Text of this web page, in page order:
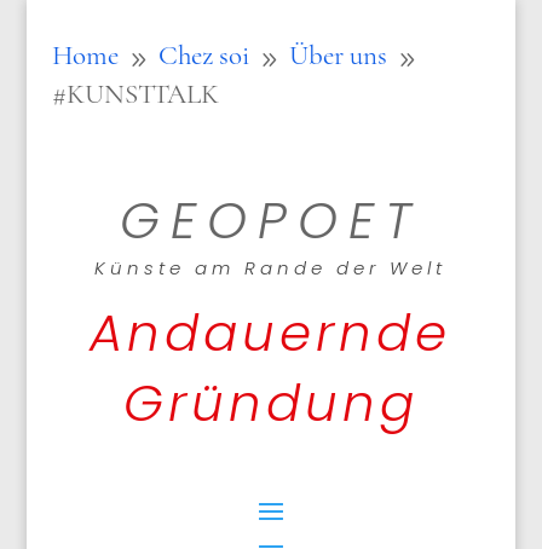
Home 9 Chez soi 9 Über uns 9
#KUNSTTALK
GEOPOET
Künste am Rande der Welt
Andauernde
Gründung